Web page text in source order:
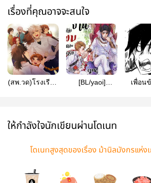
เรื่องที่คุณอาจจะสนใจ
(สพ.วด)โรงเรียน
[BL/yaoi]
เพื่อน
ให้กำลังใจนักเขียนผ่านโดเนท
โดเนทสูงสุดของเรื่อง ม้านิลมังกรแห่ง